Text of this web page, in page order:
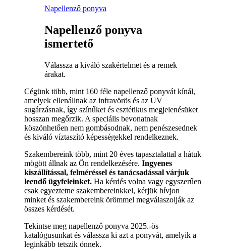
Napellenző ponyva
Napellenző ponyva
ismertető
Válassza a kiváló szakértelmet és a remek
árakat.
Cégünk több, mint 160 féle napellenző ponyvát kínál,
amelyek ellenállnak az infravörös és az UV
sugárzásnak, így színűket és esztétikus megjelenésüket
hosszan megőrzik. A speciális bevonatnak
köszönhetően nem gombásodnak, nem penészesednek
és kiváló víztaszító képességekkel rendelkeznek.
Szakembereink több, mint 20 éves tapasztalattal a hátuk
mögött állnak az Ön rendelkezésére. Ingyenes
kiszállítással, felméréssel és tanácsadással várjuk
leendő ügyfeleinket. Ha kérdés volna vagy egyszerűen
csak egyeztetne szakembereinkkel, kérjük hívjon
minket és szakembereink örömmel megválaszolják az
összes kérdését.
Tekintse meg napellenző ponyva 2025.-ös
katalógusunkat és válassza ki azt a ponyvát, amelyik a
leginkább tetszik önnek.